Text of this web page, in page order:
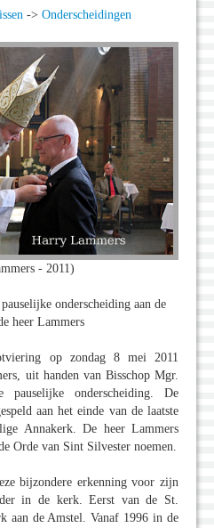
-> Onderscheidingen
- 2011)
onderscheiding aan de
heer Lammers
op zondag 8 mei 2011
uit handen van Bisschop Mgr.
onderscheiding. De
aan het einde van de laatste
Annakerk. De heer Lammers
Orde van Sint Silvester noemen.
bijzondere erkenning voor zijn
in de kerk. Eerst van de St.
aan de Amstel. Vanaf 1996 in de